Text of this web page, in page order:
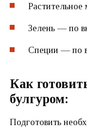
Растительное
Зелень — по
Специи — по
Как
булгуром:
Подготовить